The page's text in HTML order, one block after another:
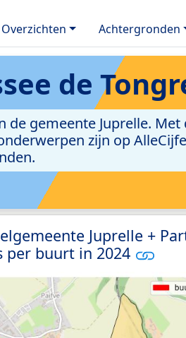
Overzichten Achtergronden
de
gemeente Juprelle.
zijn op
Juprelle +
per buurt in 2024